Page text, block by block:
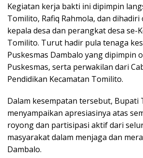
Kegiatan kerja bakti ini dipimpin
Tomilito, Rafiq Rahmola, dan
kepala desa dan perangkat desa se-
Tomilito. Turut hadir pula tenaga
Puskesmas Dambalo yang dipimpin
Puskesmas, serta perwakilan dari
Pendidikan Kecamatan Tomilito.
Dalam kesempatan tersebut, Bupati
menyampaikan apresiasinya atas
royong dan partisipasi aktif dari
masyarakat dalam menjaga dan
Dambalo.